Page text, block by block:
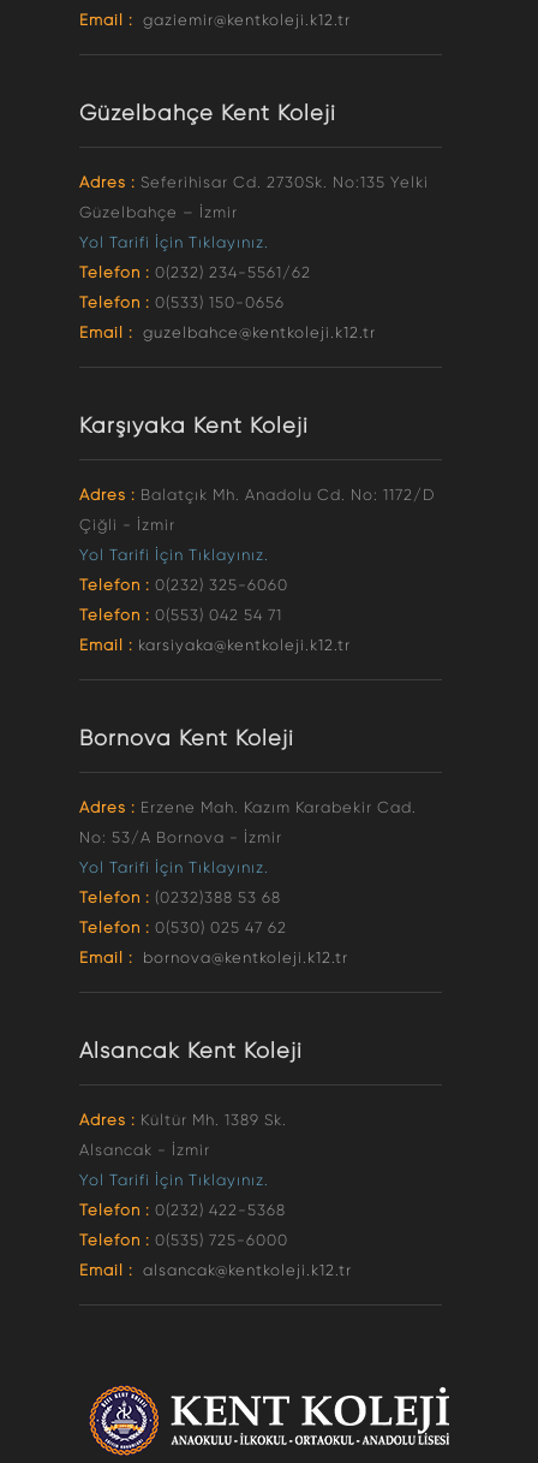
Email : gaziemir@kentkoleji.k12.tr
Güzelbahçe Kent Koleji
Adres : Seferihisar Cd. 2730Sk. No:135 Yelki
Güzelbahçe – İzmir
Yol Tarifi İçin Tıklayınız.
Telefon : 0(232) 234-5561/62
Telefon : 0(533) 150-0656
Email : guzelbahce@kentkoleji.k12.tr
Karşıyaka Kent Koleji
Adres : Balatçık Mh. Anadolu Cd. No: 1172/D
Çiğli - İzmir
Yol Tarifi İçin Tıklayınız.
Telefon : 0(232) 325-6060
Telefon : 0(553) 042 54 71
Email : karsiyaka@kentkoleji.k12.tr
Bornova Kent Koleji
Adres : Erzene Mah. Kazım Karabekir Cad.
No: 53/A Bornova - İzmir
Yol Tarifi İçin Tıklayınız.
Telefon : (0232)388 53 68
Telefon : 0(530) 025 47 62
Email :
bornova@kentkoleji.k12.tr
Alsancak Kent Koleji
Adres : Kültür Mh. 1389 Sk.
Alsancak - İzmir
Yol Tarifi İçin Tıklayınız.
Telefon : 0(232) 422-5368
Telefon : 0(535) 725-6000
Email : alsancak@kentkoleji.k12.tr